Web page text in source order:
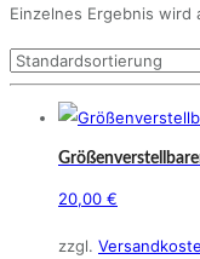
Einzelnes Ergebnis wird
20,00 €
zzgl.